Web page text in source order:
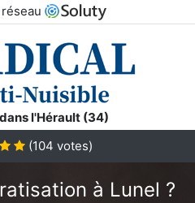
l'Hérault (34)
(104 votes)
à Lunel ?